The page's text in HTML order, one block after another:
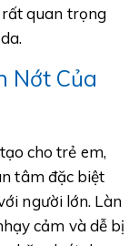
rất quan trọng
Nớt Của
cho trẻ em,
tâm đặc biệt
người lớn. Làn
cảm và dễ bị